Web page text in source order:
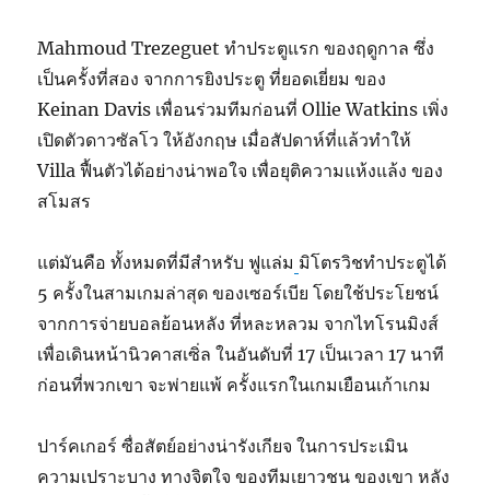
Mahmoud Trezeguet ทำประตูแรก ของฤดูกาล ซึ่ง
เป็นครั้งที่สอง จากการยิงประตู ที่ยอดเยี่ยม ของ
Keinan Davis เพื่อนร่วมทีมก่อนที่ Ollie Watkins เพิ่ง
เปิดตัวดาวซัลโว ให้อังกฤษ เมื่อสัปดาห์ที่แล้วทำให้
Villa ฟื้นตัวได้อย่างน่าพอใจ เพื่อยุติความแห้งแล้ง ของ
สโมสร
แต่มันคือ ทั้งหมดที่มีสำหรับ ฟูแล่ม มิโตรวิชทำประตูได้
5 ครั้งในสามเกมล่าสุด ของเซอร์เบีย โดยใช้ประโยชน์
จากการจ่ายบอลย้อนหลัง ที่หละหลวม จากไทโรนมิงส์
เพื่อเดินหน้านิวคาสเซิ่ล ในอันดับที่ 17 เป็นเวลา 17 นาที
ก่อนที่พวกเขา จะพ่ายแพ้ ครั้งแรกในเกมเยือนเก้าเกม
ปาร์คเกอร์ ซื่อสัตย์อย่างน่ารังเกียจ ในการประเมิน
ความเปราะบาง ทางจิตใจ ของทีมเยาวชน ของเขา หลัง